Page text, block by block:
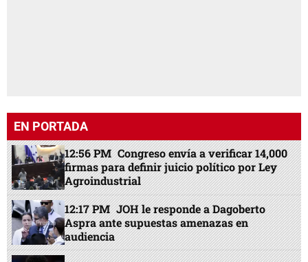
EN PORTADA
12:56 PM Congreso envía a verificar 14,000
firmas para definir juicio político por Ley
Agroindustrial
12:17 PM JOH le responde a Dagoberto
Aspra ante supuestas amenazas en
audiencia